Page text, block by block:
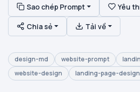
Sao chép Prompt Yêu
Chia sẻ Tải về
design-md website-prompt
website-design
landing-page-design